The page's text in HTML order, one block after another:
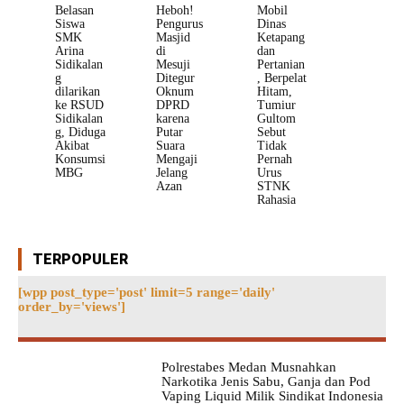
Belasan
Siswa
SMK
Arina
Sidikalan
g
dilarikan
ke RSUD
Sidikalan
g, Diduga
Akibat
Konsumsi
MBG
Heboh!
Pengurus
Masjid
di
Mesuji
Ditegur
Oknum
DPRD
karena
Putar
Suara
Mengaji
Jelang
Azan
Mobil
Dinas
Ketapang
dan
Pertanian
, Berpelat
Hitam,
Tumiur
Gultom
Sebut
Tidak
Pernah
Urus
STNK
Rahasia
TERPOPULER
[wpp post_type='post' limit=5 range='daily'
order_by='views']
Polrestabes Medan Musnahkan
Narkotika Jenis Sabu, Ganja dan Pod
Vaping Liquid Milik Sindikat Indonesia